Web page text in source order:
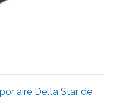
aire Delta Star de